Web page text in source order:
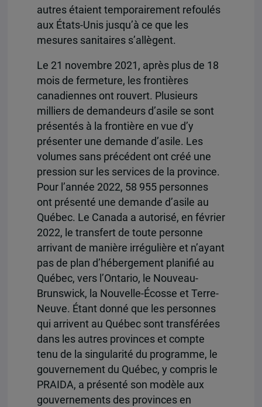
autres étaient temporairement refoulés
aux États-Unis jusqu’à ce que les
mesures sanitaires s’allègent.
Le 21 novembre 2021, après plus de 18
mois de fermeture, les frontières
canadiennes ont rouvert. Plusieurs
milliers de demandeurs d’asile se sont
présentés à la frontière en vue d’y
présenter une demande d’asile. Les
volumes sans précédent ont créé une
pression sur les services de la province.
Pour l’année 2022, 58 955 personnes
ont présenté une demande d’asile au
Québec. Le Canada a autorisé, en février
2022, le transfert de toute personne
arrivant de manière irrégulière et n’ayant
pas de plan d’hébergement planifié au
Québec, vers l’Ontario, le Nouveau-
Brunswick, la Nouvelle-Écosse et Terre-
Neuve. Étant donné que les personnes
qui arrivent au Québec sont transférées
dans les autres provinces et compte
tenu de la singularité du programme, le
gouvernement du Québec, y compris le
PRAIDA, a présenté son modèle aux
gouvernements des provinces en